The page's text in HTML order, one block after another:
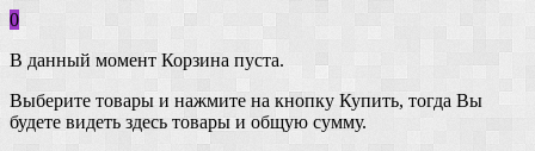
0
В данный момент Корзина пуста.
Выберите товары и нажмите на кнопку Купить, тогда Вы
будете видеть здесь товары и общую сумму.